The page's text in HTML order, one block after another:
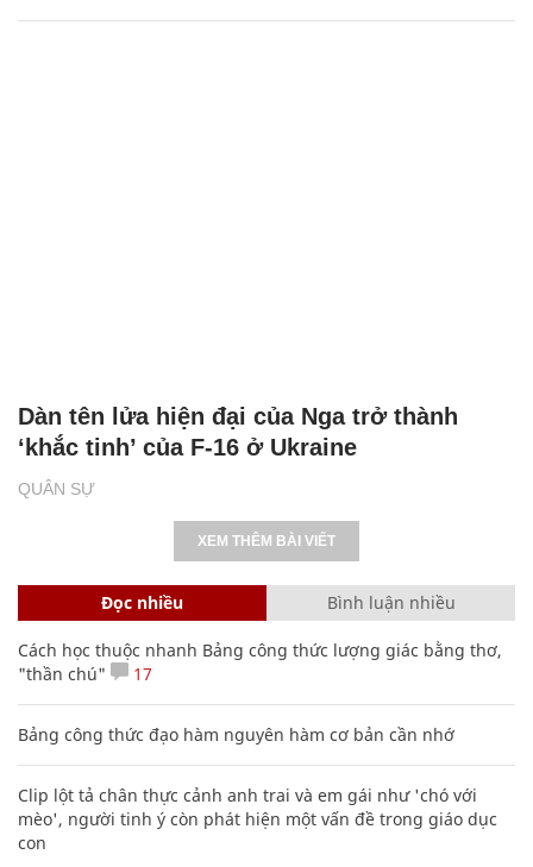
QUÂN SỰ
Dàn tên lửa hiện đại của Nga trở thành
‘khắc tinh’ của F-16 ở Ukraine
XEM THÊM BÀI VIẾT
Đọc nhiều Bình luận nhiều
Cách học thuộc nhanh Bảng công thức lượng giác bằng thơ,
"thần chú"
17
Bảng công thức đạo hàm nguyên hàm cơ bản cần nhớ
Clip lột tả chân thực cảnh anh trai và em gái như 'chó với
mèo', người tinh ý còn phát hiện một vấn đề trong giáo dục
con